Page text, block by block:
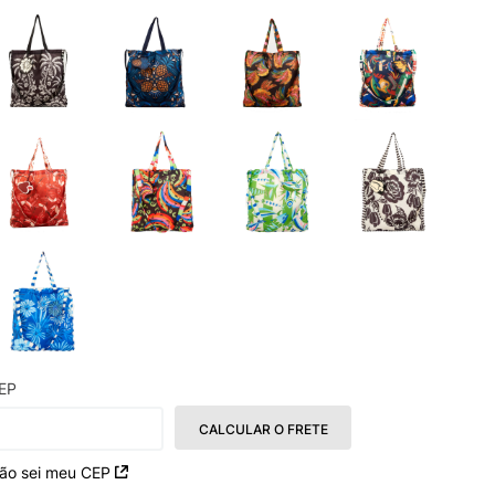
sei meu CEP
CALCULAR O FRETE